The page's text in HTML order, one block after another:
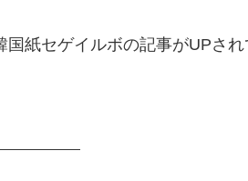
国紙セゲイルボの記事がUPされ